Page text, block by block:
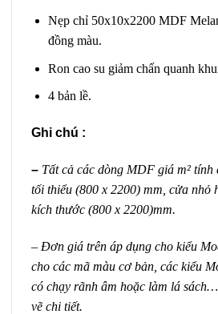
Nẹp chỉ 50x10x2200 MDF
đồng màu.
Ron cao su giảm chấn quanh
4 bản lề.
Ghi chú :
– Tất cả các dòng MDF giá m²
tối thiểu (800 x 2200) mm, cửa nhỏ
kích thước (800 x 2200)mm.
– Đơn giá trên áp dụng cho kiểu
cho các mã màu cơ bản, các kiểu
có chạy rãnh âm hoặc làm lá
vẽ chi tiết.